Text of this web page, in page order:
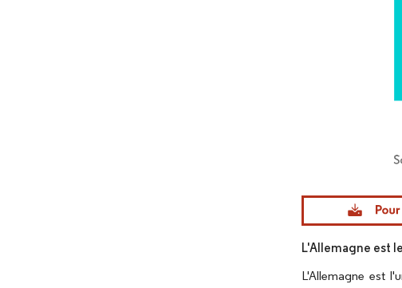
Image © Mordor
L'Allemagne est
L'Allemagne est